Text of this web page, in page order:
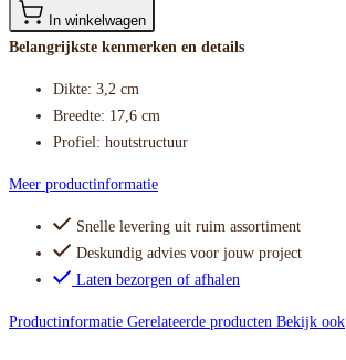
In winkelwagen
Belangrijkste kenmerken en details
Dikte: 3,2 cm
Breedte: 17,6 cm
Profiel: houtstructuur
Meer productinformatie
Snelle levering uit ruim assortiment
Deskundig advies voor jouw project
Laten bezorgen of afhalen
Productinformatie Gerelateerde producten Bekijk ook